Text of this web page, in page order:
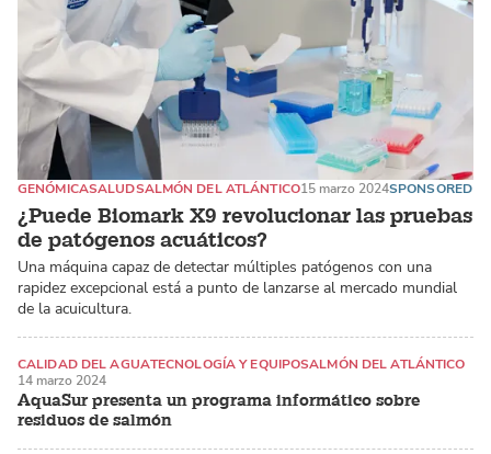
¿Puede Biomark X9 revolucionar las pruebas
de patógenos acuáticos?
GENÓMICASALUDSALMÓN DEL ATLÁNTICO15 marzo 2024SPONSORED
Una máquina capaz de detectar múltiples patógenos con una
rapidez excepcional está a punto de lanzarse al mercado mundial
de la acuicultura.
AquaSur presenta un programa informático sobre
residuos de salmón
CALIDAD DEL AGUATECNOLOGÍA Y EQUIPOSALMÓN DEL ATLÁNTICO
14 marzo 2024